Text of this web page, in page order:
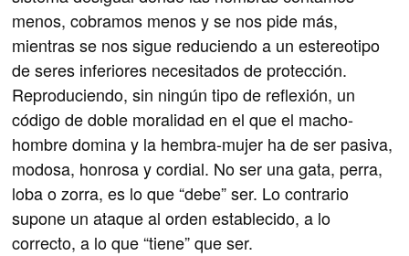
menos, cobramos menos y se nos pide más,
mientras se nos sigue reduciendo a un estereotipo
de seres inferiores necesitados de protección.
Reproduciendo, sin ningún tipo de reflexión, un
código de doble moralidad en el que el macho-
hombre domina y la hembra-mujer ha de ser pasiva,
modosa, honrosa y cordial. No ser una gata, perra,
loba o zorra, es lo que “debe” ser. Lo contrario
supone un ataque al orden establecido, a lo
correcto, a lo que “tiene” que ser.